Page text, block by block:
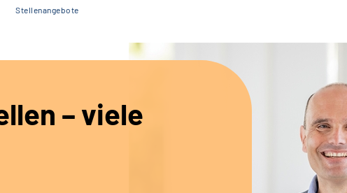
Stellenangebote
– viele